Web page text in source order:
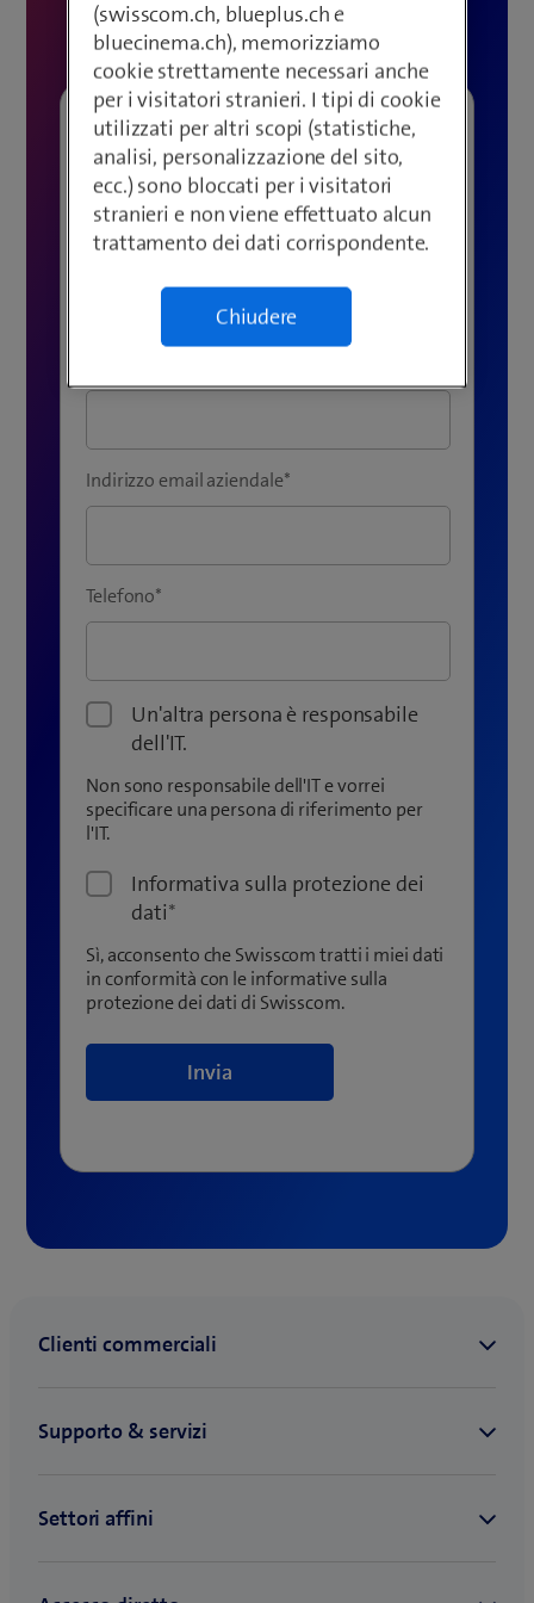
contatto:
Ditta / Istituzione*
Nome*
Indirizzo email aziendale*
Telefono*
Un'altra persona è responsabile
dell'IT.
Non sono responsabile dell'IT e vorrei
specificare una persona di riferimento per
l'IT.
Informativa sulla protezione dei
dati*
Sì, acconsento che Swisscom tratti i miei dati
in conformità con le informative sulla
protezione dei dati di Swisscom.
(swisscom.ch, blueplus.ch e
bluecinema.ch), memorizziamo
cookie strettamente necessari anche
per i visitatori stranieri. I tipi di cookie
utilizzati per altri scopi (statistiche,
analisi, personalizzazione del sito,
ecc.) sono bloccati per i visitatori
stranieri e non viene effettuato alcun
trattamento dei dati corrispondente.
Chiudere